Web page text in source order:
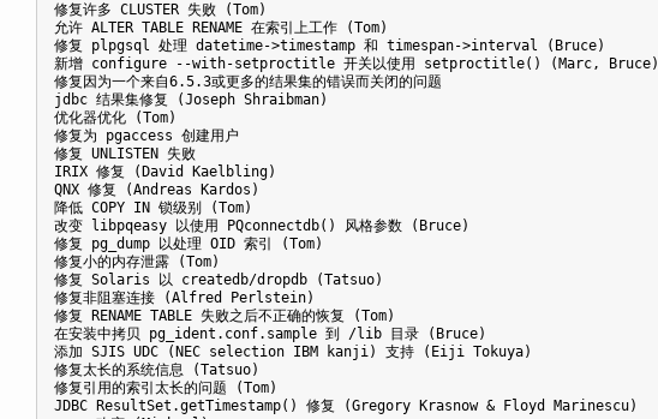
修复许多 CLUSTER 失败 (Tom)
允许 ALTER TABLE RENAME 在索引上工作 (Tom)
修复 plpgsql 处理 datetime->timestamp 和 timespan->interval (Bruce)
新增 configure --with-setproctitle 开关以使用 setproctitle() (Marc, Bruce)
修复因为一个来自6.5.3或更多的结果集的错误而关闭的问题
jdbc 结果集修复 (Joseph Shraibman)
优化器优化 (Tom)
修复为 pgaccess 创建用户
修复 UNLISTEN 失败
IRIX 修复 (David Kaelbling)
QNX 修复 (Andreas Kardos)
降低 COPY IN 锁级别 (Tom)
改变 libpqeasy 以使用 PQconnectdb() 风格参数 (Bruce)
修复 pg_dump 以处理 OID 索引 (Tom)
修复小的内存泄露 (Tom)
修复 Solaris 以 createdb/dropdb (Tatsuo)
修复非阻塞连接 (Alfred Perlstein)
修复 RENAME TABLE 失败之后不正确的恢复 (Tom)
在安装中拷贝 pg_ident.conf.sample 到 /lib 目录 (Bruce)
添加 SJIS UDC (NEC selection IBM kanji) 支持 (Eiji Tokuya)
修复太长的系统信息 (Tatsuo)
修复引用的索引太长的问题 (Tom)
JDBC ResultSet.getTimestamp() 修复 (Gregory Krasnow & Floyd Marinescu)